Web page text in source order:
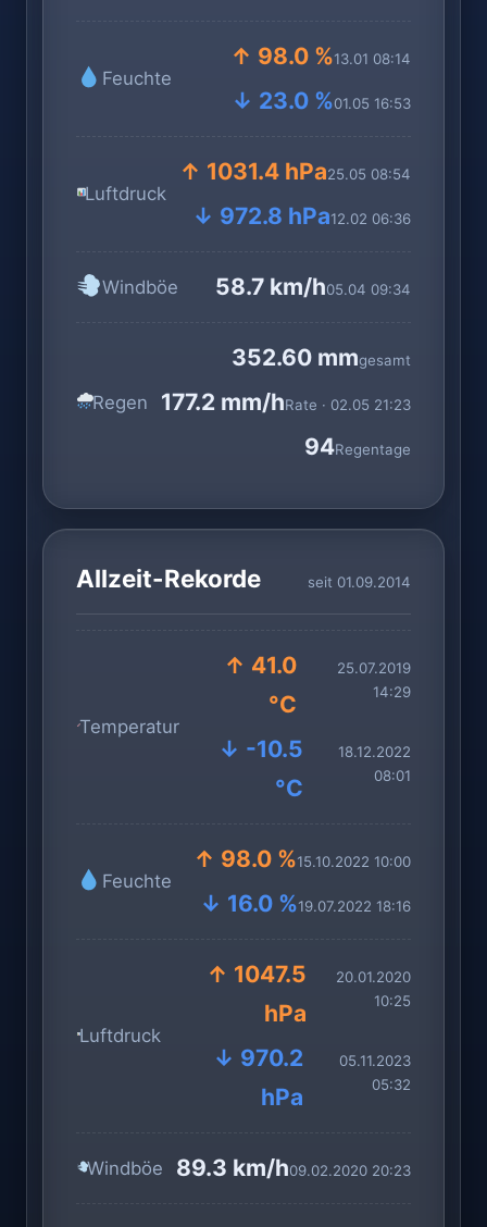
Feuchte
↑ 98.0 %13.01 08:14
↓ 23.0 %01.05 16:53
Luftdruck
↑ 1031.4 hPa25.05 08:54
↓ 972.8 hPa12.02 06:36
Windböe 58.7 km/h05.04 09:34
Regen
352.60 mmgesamt
177.2 mm/hRate · 02.05 21:23
94Regentage
Allzeit-Rekorde seit 01.09.2014
Temperatur
↑ 41.0
°C
25.07.2019
14:29
↓ -10.5
°C
18.12.2022
08:01
Feuchte
↑ 98.0 %15.10.2022 10:00
↓ 16.0 %19.07.2022 18:16
Luftdruck
↑ 1047.5
hPa
20.01.2020
10:25
↓ 970.2
hPa
05.11.2023
05:32
Windböe 89.3 km/h09.02.2020 20:23